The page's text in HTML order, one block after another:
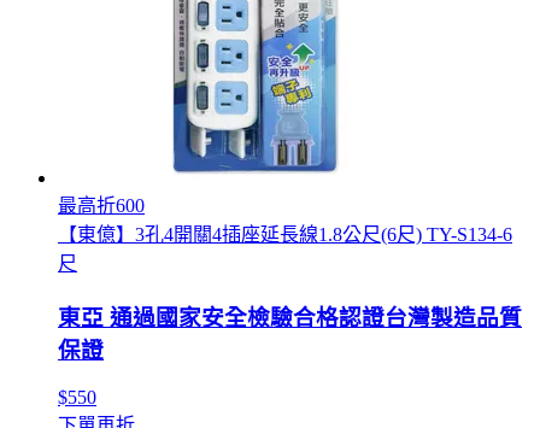
最高折600
【東億】3孔4開關4插座延長線1.8公尺(6尺) TY-S134-6
尺
東亞 通過國家安全檢驗合格認證台灣製造品質
保證
$550